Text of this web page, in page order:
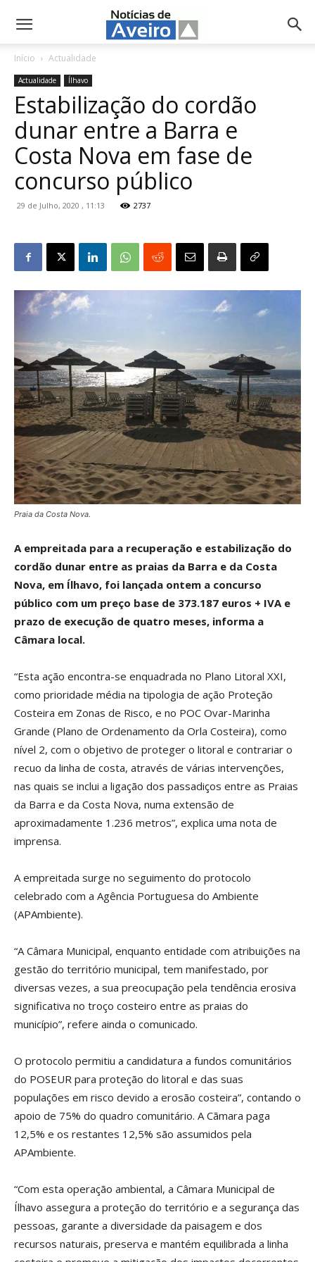
NotíciasdeAveiro.pt
Início Actualidade
Actualidade Ílhavo
Estabilização do cordão
dunar entre a Barra e
Costa Nova em fase de
concurso público
29 de Julho, 2020 , 11:13 2737
Praia da Costa Nova.
A empreitada para a recuperação e estabilização do
cordão dunar entre as praias da Barra e da Costa
Nova, em Ílhavo, foi lançada ontem a concurso
público com um preço base de 373.187 euros + IVA e
prazo de execução de quatro meses, informa a
Câmara local.
“Esta ação encontra-se enquadrada no Plano Litoral XXI,
como prioridade média na tipologia de ação Proteção
Costeira em Zonas de Risco, e no POC Ovar-Marinha
Grande (Plano de Ordenamento da Orla Costeira), como
nível 2, com o objetivo de proteger o litoral e contrariar o
recuo da linha de costa, através de várias intervenções,
nas quais se inclui a ligação dos passadiços entre as Praias
da Barra e da Costa Nova, numa extensão de
aproximadamente 1.236 metros”, explica uma nota de
imprensa.
A empreitada surge no seguimento do protocolo
celebrado com a Agência Portuguesa do Ambiente
(APAmbiente).
“A Câmara Municipal, enquanto entidade com atribuições na
gestão do território municipal, tem manifestado, por
diversas vezes, a sua preocupação pela tendência erosiva
significativa no troço costeiro entre as praias do
município”, refere ainda o comunicado.
O protocolo permitiu a candidatura a fundos comunitários
do POSEUR para proteção do litoral e das suas
populações em risco devido a erosão costeira”, contando o
apoio de 75% do quadro comunitário. A Cãmara paga
12,5% e os restantes 12,5% são assumidos pela
APAmbiente.
“Com esta operação ambiental, a Câmara Municipal de
Ílhavo assegura a proteção do território e a segurança das
pessoas, garante a diversidade da paisagem e dos
recursos naturais, preserva e mantém equilibrada a linha